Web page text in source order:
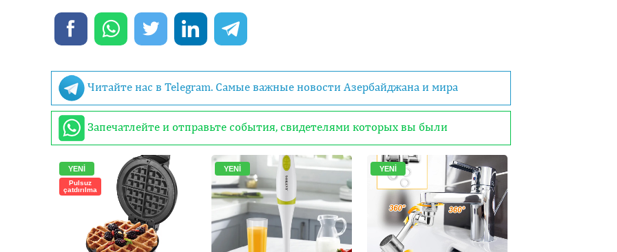
Читайте нас в Telegram. Самые важные новости Азербайджана и мира
Запечатлейте и отправьте события, свидетелями которых вы были